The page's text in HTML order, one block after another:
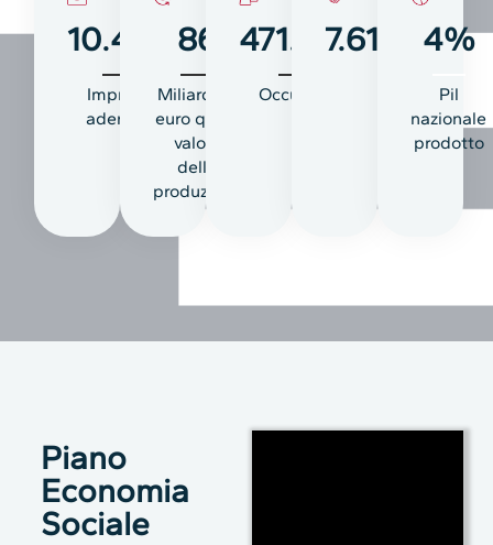
10.446
Imprese
aderenti
86
Miliardi di
euro quale
valore
della
produzione
471.481
Occupati
7.615.529
4%
Pil
nazionale
prodotto
Piano
Economia
Sociale